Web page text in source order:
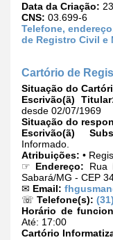
Data da Criação:
CNS: 03.699-6
Telefone,
de Registro Civil e
Cartório de
Situação do
Escrivão(ã)
desde 02/07/1969
Situação do
Escrivão(ã)
Informado.
Atribuições: •
☞ Endereço: Rua
Sabará/MG - CEP
✉ Email:
☏ Telefone(s):
Horário de
Até: 17:00
Cartório